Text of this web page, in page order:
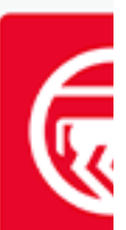
już za 1 dzień